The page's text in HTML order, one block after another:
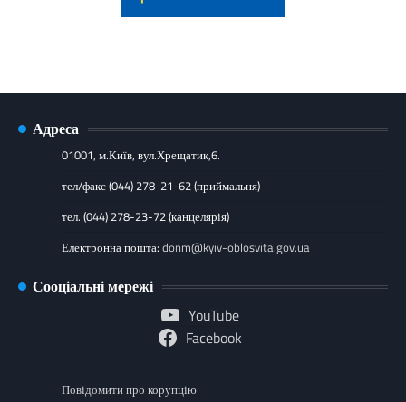
Адреса
01001, м.Київ, вул.Хрещатик,6.
тел/факс (044) 278-21-62 (приймальня)
тел. (044) 278-23-72 (канцелярія)
Електронна пошта: donm@kyiv-oblosvita.gov.ua
Сооціальні мережі
YouTube
Facebook
Повідомити про корупцію